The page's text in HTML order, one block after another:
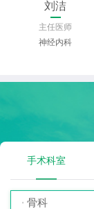
刘洁
主任医师
神经内科
手术科室
骨科